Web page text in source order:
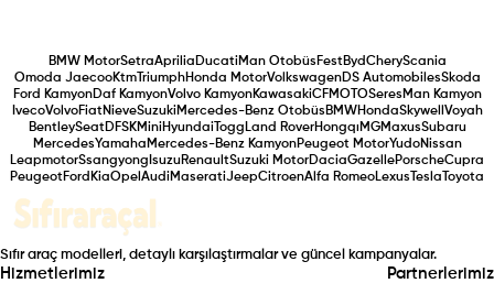
BMW MotorSetraAprilia Ducati Man Otobüs FestBydCheryScania
Omoda JaecooKtmTriumphHonda MotorVolkswagenDS AutomobilesSkoda
Ford KamyonDaf KamyonVolvo KamyonKawasakiCFMOTOSeres Man Kamyon
IvecoVolvoFiatNieveSuzuki Mercedes-Benz Otobüs BMWHondaSkywell Voyah
BentleySeatDFSKMini Hyundai Togg Land RoverHongqı MGMaxusSubaru
MercedesYamaha Mercedes-Benz KamyonPeugeot MotorYudoNissan
LeapmotorSsangyong IsuzuRenaultSuzuki MotorDaciaGazellePorscheCupra
PeugeotFord KiaOpel Audi MaseratiJeepCitroenAlfa RomeoLexus Tesla Toyota
Sıfır araç modelleri, detaylı karşılaştırmalar ve güncel kampanyalar.
Hizmetlerimiz Partnerlerimiz